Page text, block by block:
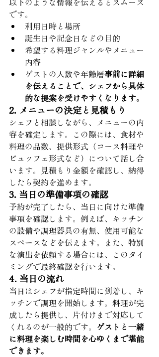
です。
利用日時と場所
誕生日や記念日などの目的
希望する料理ジャンルやメニュー
内容
ゲストの人数や年齢層事前に詳細
を伝えることで、シェフから具体
的な提案を受けやすくなります。
2. メニューの決定と見積もり
シェフと相談しながら、メニューの内
容を確定します。この際には、食材や
料理の品数、提供形式（コース料理や
ビュッフェ形式など）について話し合
います。見積もり金額を確認し、納得
したら契約を進めます。
3. 当日の準備事項の確認
予約が完了したら、当日に向けた準備
事項を確認します。例えば、キッチン
の設備や調理器具の有無、使用可能な
スペースなどを伝えます。また、特別
な演出を依頼する場合には、このタイ
ミングで最終確認を行います。
4. 当日の流れ
当日はシェフが指定時間に到着し、キ
ッチンで調理を開始します。料理が完
成したら提供し、片付けまで対応して
くれるのが一般的です。 ゲストと一緒
に料理を楽しむ時間を心ゆくまで堪能
できます。